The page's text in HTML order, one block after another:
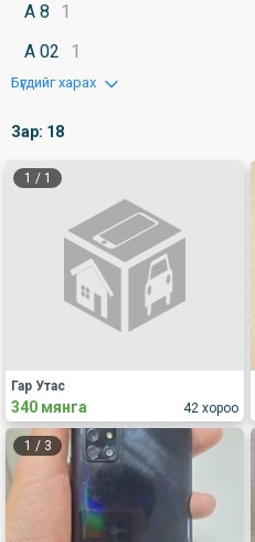
A 8
1
A 02
1
Бүгдийг харах
Зар: 18
1 / 1
42 хороо
Гар Утас
340 мянга
1 / 3